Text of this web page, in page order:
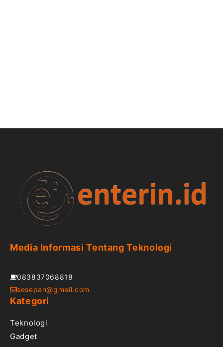
Media Informasi Tentang Teknologi
083837068818
sesepan@gmail.com
Kategori
Teknologi
Gadget